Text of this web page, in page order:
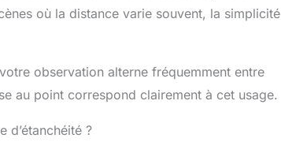
où la distance varie souvent, la simplicité
observation alterne fréquemment entre
au point correspond clairement à cet usage.
d’étanchéité ?